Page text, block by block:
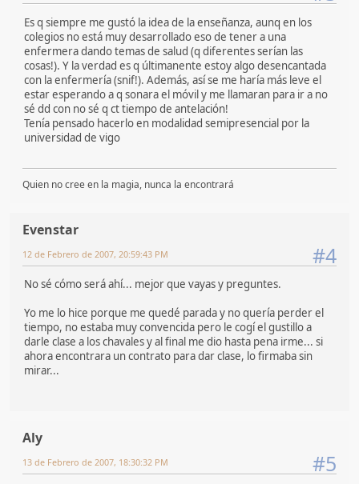
Es q siempre me gustó la idea de la enseñanza, aunq en los
colegios no está muy desarrollado eso de tener a una
enfermera dando temas de salud (q diferentes serían las
cosas!). Y la verdad es q últimanente estoy algo desencantada
con la enfermería (snif!). Además, así se me haría más leve el
estar esperando a q sonara el móvil y me llamaran para ir a no
sé dd con no sé q ct tiempo de antelación!
Tenía pensado hacerlo en modalidad semipresencial por la
universidad de vigo
Quien no cree en la magia, nunca la encontrará
Evenstar
#4
12 de Febrero de 2007, 20:59:43 PM
No sé cómo será ahí... mejor que vayas y preguntes.
Yo me lo hice porque me quedé parada y no quería perder el
tiempo, no estaba muy convencida pero le cogí el gustillo a
darle clase a los chavales y al final me dio hasta pena irme... si
ahora encontrara un contrato para dar clase, lo firmaba sin
mirar...
Aly
#5
13 de Febrero de 2007, 18:30:32 PM